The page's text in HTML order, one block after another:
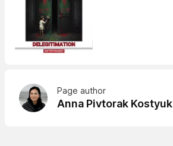
Page author
Anna Pivtorak Kostyuk